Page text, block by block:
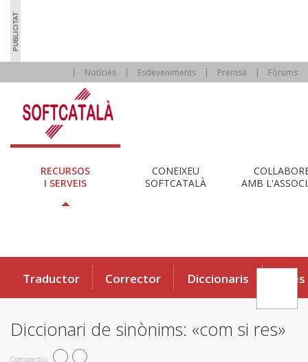
Notícies Esdeveniments Premsa Fòrums
RECURSOS
I SERVEIS
CONEIXEU
SOFTCATALÀ
AMB
Traductor Corrector Diccionaris Eines
Diccionari de sinònims: «com si res»
Compartiu